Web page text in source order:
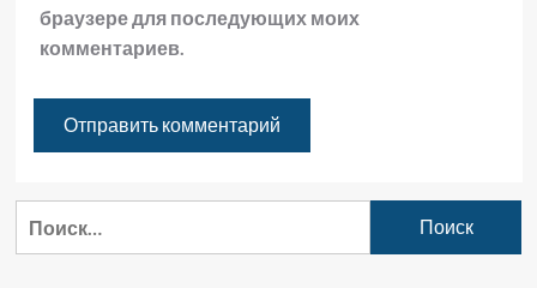
браузере для последующих моих
комментариев.